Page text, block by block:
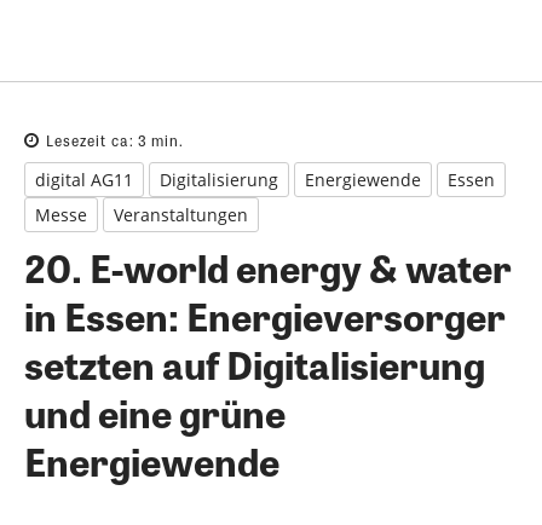
Lesezeit ca: 3 min.
digital AG11 Digitalisierung Energiewende
Essen
Messe
Veranstaltungen
20. E-world energy & water
in Essen: Energieversorger
setzten auf Digitalisierung
und eine grüne
Energiewende